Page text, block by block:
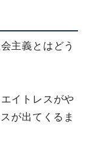
主義とはどう
イトレスがや
が出てくるま